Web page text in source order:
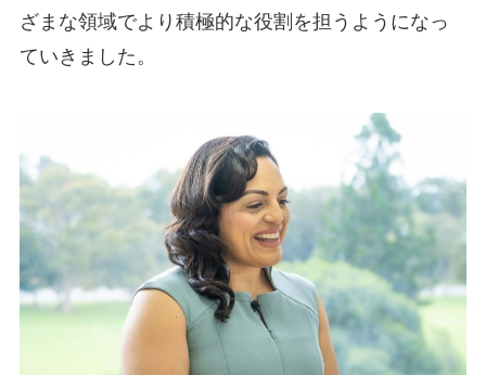
ざまな領域でより積極的な役割を担うようになっ
ていきました。